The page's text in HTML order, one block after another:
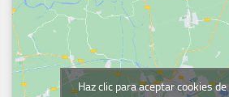
Haz clic para aceptar cookies